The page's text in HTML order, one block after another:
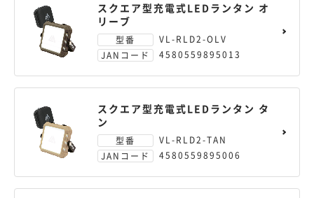
スクエア型充電式LEDランタン オ
リーブ
型番
VL-RLD2-OLV
JANコード
4580559895013
スクエア型充電式LEDランタン タ
ン
型番
VL-RLD2-TAN
JANコード
4580559895006